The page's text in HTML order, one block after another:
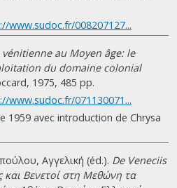
www.sudoc.fr/008207127...
vénitienne au Moyen âge: le
du domaine colonial
1975, 485 pp.
www.sudoc.fr/071130071...
1959 avec introduction de Chrysa
Αγγελική (éd.). De Veneciis
Βενετοί στη Μεθώνη τα